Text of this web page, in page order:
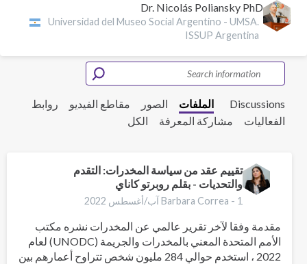
Dr. Nicolás Poliansky PhD
Universidad del Museo Social Argentino - UMSA.
ISSUP Argentina
Discussions الملفات الصور مقاطع الفيديو
روابط
الفعاليات
مشاركة المعرفة الكل
تقييم عقد من سياسة المخدرات: التقدم
والتحديات - بقلم روبرتو كاناي
Barbara Correa - 1 آب/أغسطس 2022
مقدمة وفقا لآخر تقرير عالمي عن المخدرات نشره مكتب
الأمم المتحدة المعني بالمخدرات والجريمة (UNODC) لعام
2022 ، استخدم حوالي 284 مليون شخص تتراوح أعمارهم بين